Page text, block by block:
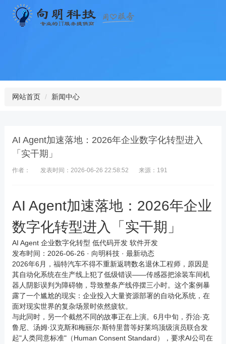
网站首页 新闻中心
AI Agent加速落地：2026年企业数字化转型进入
「实干期」
作者： 发表时间：2026-06-26 22:58:52 来源：191
AI Agent加速落地：2026年企业
数字化转型进入「实干期」
AI Agent 企业数字化转型 低代码开发 软件开发
发布时间：2026-06-26 · 向明科技· 最新动态
2026年6月，福特汽车不得不重新返聘数名退休工程师，原因是
其自动化系统在生产线上犯了低级错误——传感器把涂装车间机
器人阴影误判为障碍物，导致整条产线停摆三小时。这个案例暴
露了一个尴尬的现实：企业投入大量资源部署的自动化系统，在
面对现实世界的复杂场景时依然疲软。
与此同时，另一个截然不同的故事正在上演。6月中旬，乔治·克
鲁尼、汤姆·汉克斯和梅丽尔·斯特里普等好莱坞顶级演员联合发
起"人类同意标准"（Human Consent Standard），要求AI公司在